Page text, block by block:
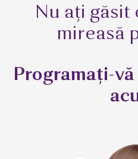
Nu ați găsit
mireasă
Programați-